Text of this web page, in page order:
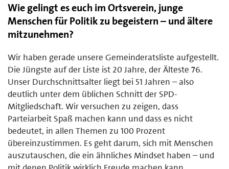
Wie gelingt es euch im Ortsverein, junge
Menschen für Politik zu begeistern – und ältere
mitzunehmen?
Wir haben gerade unsere Gemeinderatsliste aufgestellt.
Die Jüngste auf der Liste ist 20 Jahre, der Älteste 76.
Unser Durchschnittsalter liegt bei 51 Jahren – also
deutlich unter dem üblichen Schnitt der SPD-
Mitgliedschaft. Wir versuchen zu zeigen, dass
Parteiarbeit Spaß machen kann und dass es nicht
bedeutet, in allen Themen zu 100 Prozent
übereinzustimmen. Es geht darum, sich mit Menschen
auszutauschen, die ein ähnliches Mindset haben – und